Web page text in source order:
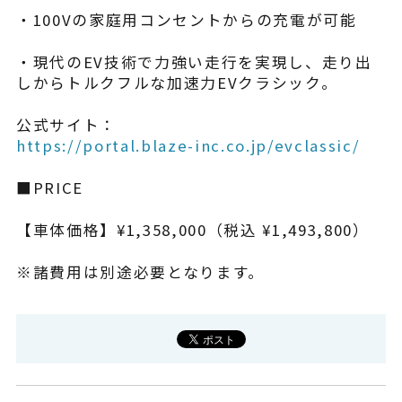
・100Vの家庭用コンセントからの充電が可能
・現代のEV技術で力強い走行を実現し、走り出
しからトルクフルな加速力EVクラシック。
公式サイト：
https://portal.blaze-inc.co.jp/evclassic/
■PRICE
【車体価格】¥1,358,000（税込 ¥1,493,800）
※諸費用は別途必要となります。